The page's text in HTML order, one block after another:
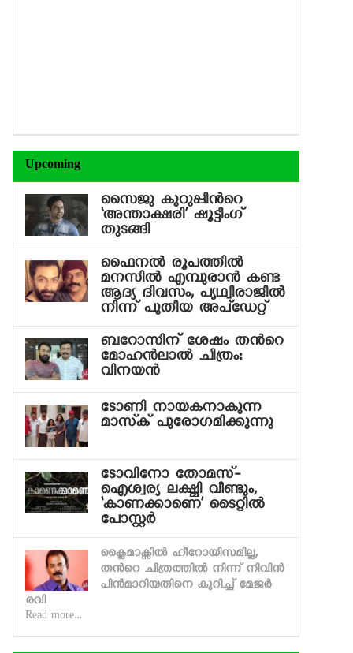
Upcoming
സൈജു കുറുപ്പിന്‍റെ
‘അന്താക്ഷരി’ ഷൂട്ടിംഗ്
തുടങ്ങി
ഫൈനല്‍ രൂപത്തില്‍
മനസില്‍ എമ്പുരാന്‍ കണ്ട
ആദ്യ ദിവസം, പൃഥ്വിരാജില്‍
നിന്ന് പുതിയ അപ്ഡേറ്റ്
ബറോസിന് ശേഷം തന്‍റെ
മോഹന്‍ലാല്‍ ചിത്രം:
വിനയന്‍
ടോണി നായകനാകുന്ന
മാസ്‍ക് പുരോഗമിക്കുന്നു
ടോവിനോ തോമസ്-
ഐശ്വര്യ ലക്ഷ്മി വീണ്ടും,
‘കാണക്കാണെ’ ടൈറ്റില്‍
പോസ്റ്റര്‍
ക്ലൈമാക്സില്‍ ഹീറോയിസമില്ല,
തന്‍റെ ചിത്രത്തില്‍ നിന്ന് നിവിന്‍
പിന്‍മാറിയതിനെ കുറിച്ച് മേജര്‍
രവി
Read more...